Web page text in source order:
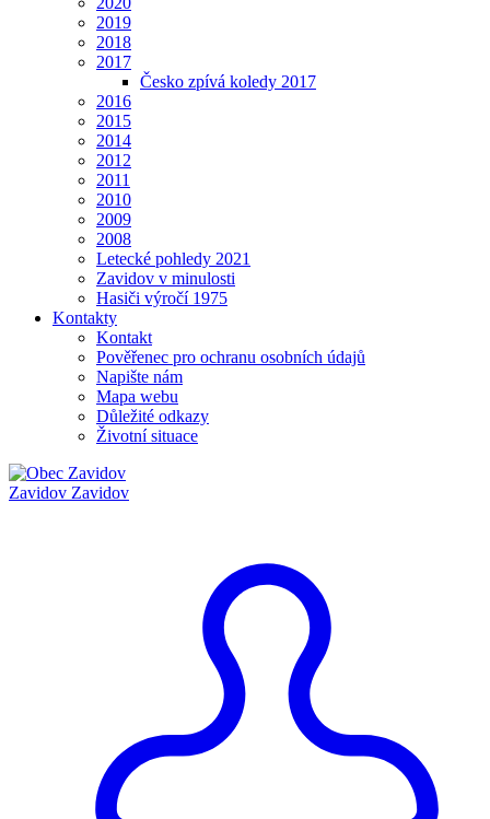
2019
2018
2017
Česko zpívá koledy 2017
2016
2015
2014
2012
2011
2010
2009
2008
Letecké pohledy 2021
Zavidov v minulosti
Hasiči výročí 1975
Kontakty
Kontakt
Pověřenec pro ochranu osobních údajů
Napište nám
Mapa webu
Důležité odkazy
Životní situace
Zavidov Zavidov